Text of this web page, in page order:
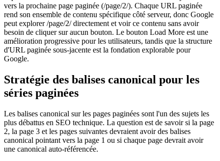
vers la prochaine page paginée (/page/2/). Chaque URL paginée
rend son ensemble de contenu spécifique côté serveur, donc Google
peut explorer /page/2/ directement et voir ce contenu sans avoir
besoin de cliquer sur aucun bouton. Le bouton Load More est une
amélioration progressive pour les utilisateurs, tandis que la structure
d'URL paginée sous-jacente est la fondation explorable pour
Google.
Stratégie des balises canonical pour les
séries paginées
Les balises canonical sur les pages paginées sont l'un des sujets les
plus débattus en SEO technique. La question est de savoir si la page
2, la page 3 et les pages suivantes devraient avoir des balises
canonical pointant vers la page 1 ou si chaque page devrait avoir
une canonical auto-référencée.